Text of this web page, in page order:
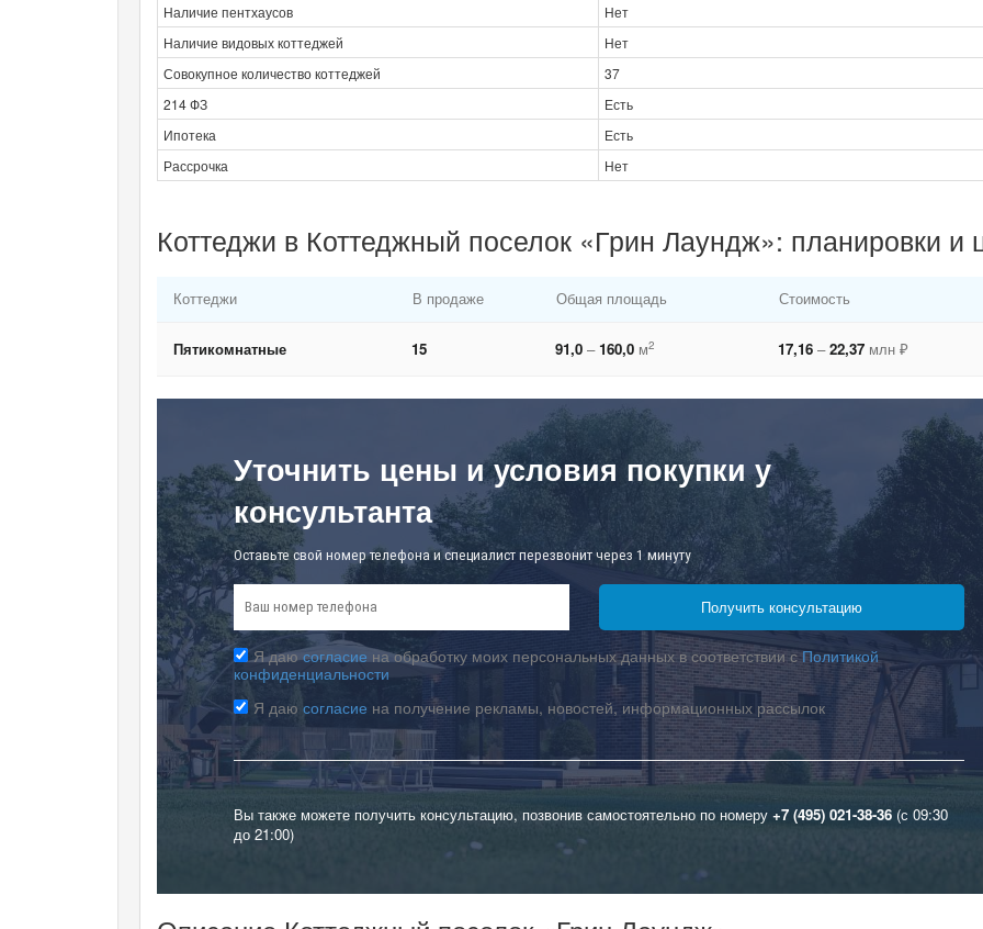
Наличие пентхаусов
Нет
Наличие видовых коттеджей
Нет
Совокупное количество коттеджей
37
214 ФЗ
Есть
Ипотека
Есть
Рассрочка
Нет
Коттеджи в Коттеджный поселок «Грин Лаундж»: планировки и
Коттеджи В продаже Общая площадь Стоимость
Пятикомнатные 15 91,0 –160,0 м2 17,16 –22,37 млн ₽
Уточнить цены и условия покупки у
консультанта
Оставьте свой номер телефона и специалист перезвонит через 1 минуту
Я даюсогласиена обработку моих персональных данных в соответствии сПолитикой
конфиденциальности
Я даю согласие на получение рекламы, новостей, информационных рассылок
Вы также можете получить консультацию, позвонив самостоятельно по номеру +7 (495) 021-38-36 (с 09:30
до 21:00)